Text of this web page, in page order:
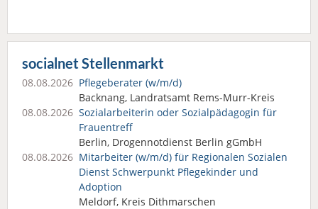
socialnet Stellenmarkt
08.08.2026 Pflegeberater (w/m/d)
Backnang, Landratsamt Rems-Murr-Kreis
08.08.2026 Sozialarbeiterin oder Sozialpädagogin für
Frauentreff
Berlin, Drogennotdienst Berlin gGmbH
08.08.2026 Mitarbeiter (w/m/d) für Regionalen Sozialen
Dienst Schwerpunkt Pflegekinder und
Adoption
Meldorf, Kreis Dithmarschen